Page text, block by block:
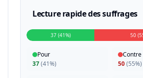
Lecture rapide des suffrages
37 (41%) 50
Pour
37(41%)
Contre
50(55%)